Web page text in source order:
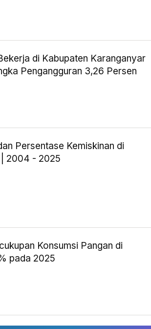
di Kabupaten Karanganyar
Pengangguran 3,26 Persen
Persentase Kemiskinan di
| 2004 - 2025
Konsumsi Pangan di
pada 2025